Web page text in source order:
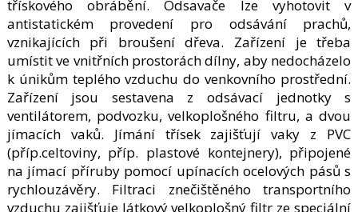
třískového obrábění. Odsavače lze vyhotovit v
antistatickém provedení pro odsávání prachů,
vznikajících při broušení dřeva. Zařízení je třeba
umístit ve vnitřních prostorách dílny, aby nedocházelo
k únikům teplého vzduchu do venkovního prostřední.
Zařízení jsou sestavena z odsávací jednotky s
ventilátorem, podvozku, velkoplošného filtru, a dvou
jímacích vaků. Jímání třísek zajišťují vaky z PVC
(příp.celtoviny, příp. plastové kontejnery), připojené
na jímací příruby pomocí upínacích ocelových pásů s
rychlouzávěry. Filtraci znečištěného transportního
vzduchu zajišťuje látkový velkoplošný filtr ze speciální